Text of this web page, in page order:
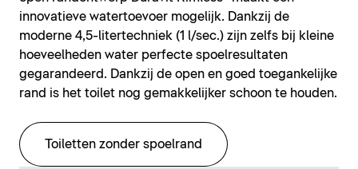
innovatieve watertoevoer mogelijk. Dankzij de
moderne 4,5-litertechniek (1 l/sec.) zijn zelfs bij kleine
hoeveelheden water perfecte spoelresultaten
gegarandeerd. Dankzij de open en goed toegankelijke
rand is het toilet nog gemakkelijker schoon te houden.
Toiletten zonder spoelrand